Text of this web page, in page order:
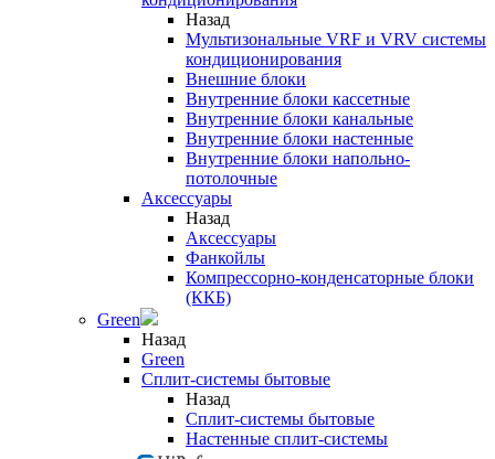
Назад
Мультизональные VRF и VRV системы
кондиционирования
Внешние блоки
Внутренние блоки кассетные
Внутренние блоки канальные
Внутренние блоки настенные
Внутренние блоки напольно-
потолочные
Аксессуары
Назад
Аксессуары
Фанкойлы
Компрессорно-конденсаторные блоки
(ККБ)
Green
Назад
Green
Сплит-системы бытовые
Назад
Сплит-системы бытовые
Настенные сплит-системы